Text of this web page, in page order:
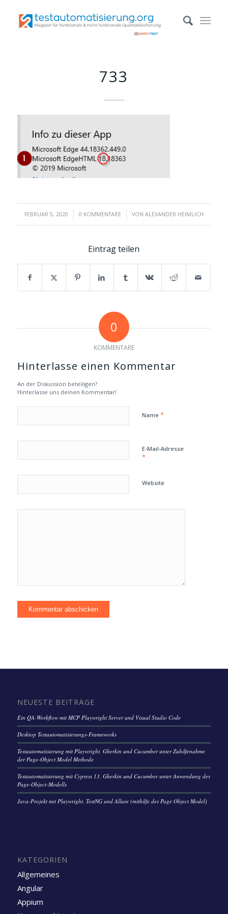
733
FEBRUAR 5, 2020
/ 0 KOMMENTARE
/ VON ALEXANDER HEIMLICH
Eintrag teilen
0
KOMMENTARE
Hinterlasse einen Kommentar
An der Diskussion beteiligen?
Hinterlasse uns deinen Kommentar!
Name *
E-Mail-Adresse
*
Website
NEUESTE BEITRÄGE
Ein QA-Workflow mit MCP Playwright Server und Visual Studio Code
Desktop Testautomatisierungs-Frameworks
Testautomatisierung mit Playwright, Gherkin und Cucumber unter Zuhilfenahme
der Page-Object Model Methode
Testautomatisierung mit Cypress 13, Gherkin und Cucumber unter Anwendung des
Page-Object-Modells
Java-Projekt mit Playwright, TestNG und Allure (mithilfe des Page Object Model)
KATEGORIEN
Allgemeines
Angular
Appium